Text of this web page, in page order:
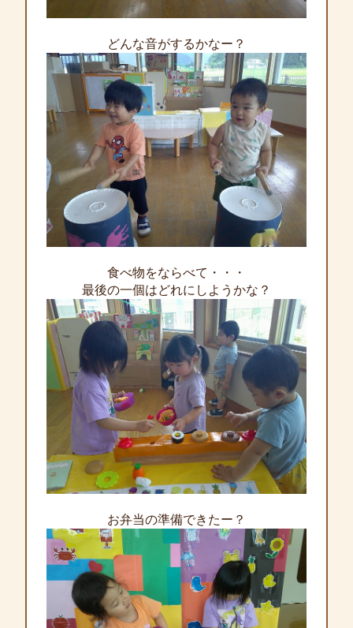
どんな音がするかなー？
食べ物をならべて・・・
最後の一個はどれにしようかな？
お弁当の準備できたー？